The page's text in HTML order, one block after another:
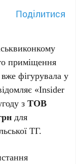
Поділитися
приміщення
фігурувала у
«Insider
зТОВ
для
ТГ.